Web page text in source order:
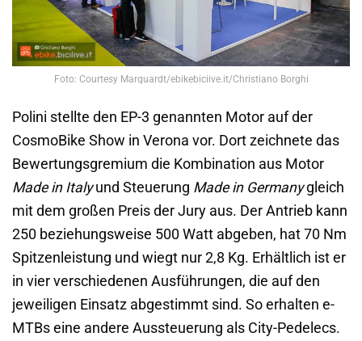
Foto: Courtesy Marquardt/ebikebiciive.it/Christiano Borghi
Polini stellte den EP-3 genannten Motor auf der
CosmoBike Show in Verona vor. Dort zeichnete das
Bewertungsgremium die Kombination aus Motor
Made in Italyund Steuerung Made in Germanygleich
mit dem großen Preis der Jury aus. Der Antrieb kann
250 beziehungsweise 500 Watt abgeben, hat 70 Nm
Spitzenleistung und wiegt nur 2,8 Kg. Erhältlich ist er
in vier verschiedenen Ausführungen, die auf den
jeweiligen Einsatz abgestimmt sind. So erhalten e-
MTBs eine andere Aussteuerung als City-Pedelecs.